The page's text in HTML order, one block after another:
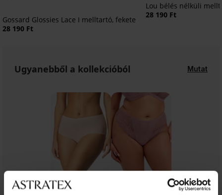
Gossard Glossies Lace I melltartó, fekete
28 190 Ft
Lou bélés nélküli
28 190 Ft
Ugyanebből a kollekcióból Mutat